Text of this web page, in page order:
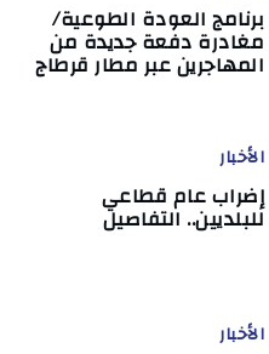
برنامج العودة الطوعية/
مغادرة دفعة جديدة من
المهاجرين عبر مطار قرطاج
الأخبار
إضراب عام قطاعي
للبلديين.. التفاصيل
الأخبار